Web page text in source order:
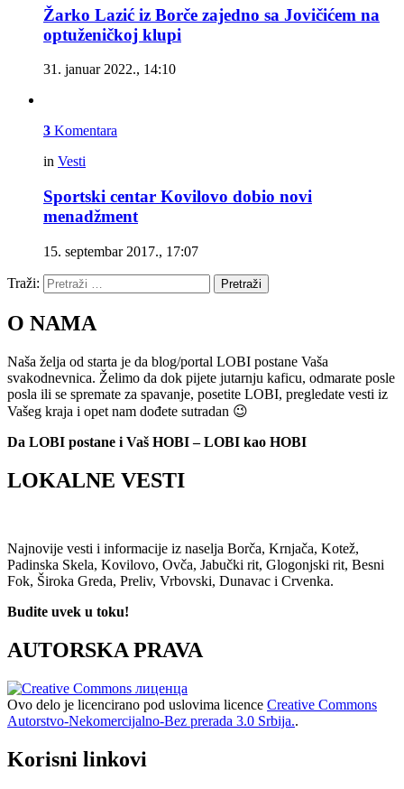
Žarko Lazić iz Borče zajedno sa Jovičićem na
optuženičkoj klupi
31. januar 2022., 14:10
3 Komentara
in Vesti
Sportski centar Kovilovo dobio novi
menadžment
15. septembar 2017., 17:07
Traži: Pretraži
O NAMA
Naša želja od starta je da blog/portal LOBI postane Vaša
svakodnevnica. Želimo da dok pijete jutarnju kaficu, odmarate posle
posla ili se spremate za spavanje, posetite LOBI, pregledate vesti iz
Vašeg kraja i opet nam dođete sutradan 😉
Da LOBI postane i Vaš HOBI – LOBI kao HOBI
LOKALNE VESTI
Najnovije vesti i informacije iz naselja Borča, Krnjača, Kotež,
Padinska Skela, Kovilovo, Ovča, Jabučki rit, Glogonjski rit, Besni
Fok, Široka Greda, Preliv, Vrbovski, Dunavac i Crvenka.
Budite uvek u toku!
AUTORSKA PRAVA
Ovo delo je licencirano pod uslovima licence Creative Commons
Autorstvo-Nekomercijalno-Bez prerada 3.0 Srbija..
Korisni linkovi